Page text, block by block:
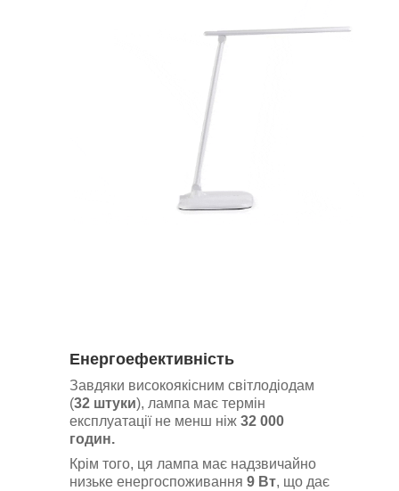
Енергоефективність
Завдяки високоякісним світлодіодам
(32 штуки), лампа має термін
експлуатації не менш ніж 32 000
годин.
Крім того, ця лампа має надзвичайно
низьке енергоспоживання 9 Вт, що дає